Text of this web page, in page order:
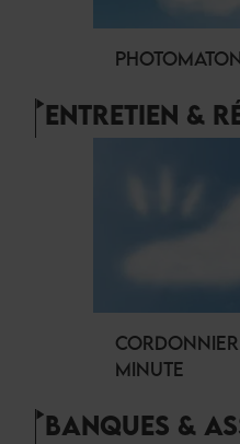
PHOTOMATON
ENTRETIEN &
MINUTE
BANQUES &